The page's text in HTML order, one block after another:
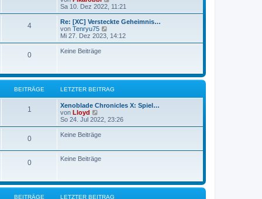
r
a
g
e
u
e
t
t
a
g
Sa 10. Dez 2022, 11:21
4
Re: [XC] Versteckte Geheimnis…
von Tenryu75
e
u
r
e
i
t
a
g
Mi 27. Dez 2023, 14:12
0 Keine Beiträge
BEITRÄGE LETZTER BEITRAG
1
Xenoblade Chronicles X: Spiel…
von Lloyd
e
u
e
e
r
i
t
r
So 24. Jul 2022, 23:26
0 Keine Beiträge
0 Keine Beiträge
BEITRÄGE LETZTER BEITRAG